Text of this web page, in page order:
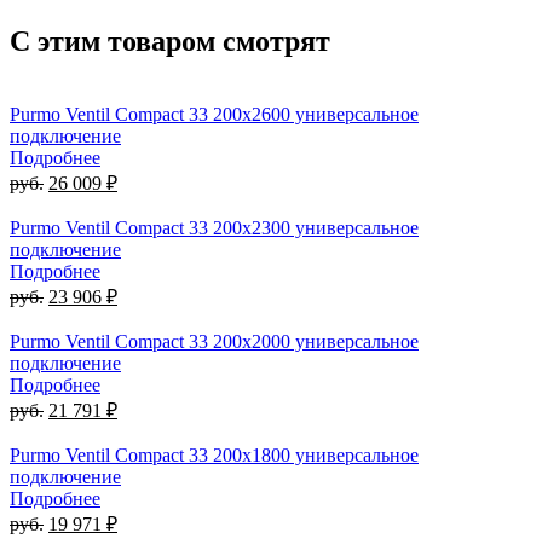
С этим товаром смотрят
Purmo Ventil Compact 33 200x2600 универсальное
подключение
Подробнее
руб. 26 009 ₽
Purmo Ventil Compact 33 200x2300 универсальное
подключение
Подробнее
руб. 23 906 ₽
Purmo Ventil Compact 33 200x2000 универсальное
подключение
Подробнее
руб. 21 791 ₽
Purmo Ventil Compact 33 200x1800 универсальное
подключение
Подробнее
руб. 19 971 ₽